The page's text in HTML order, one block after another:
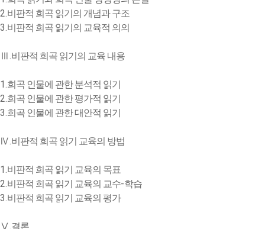
2.비판적 희곡 읽기의 개념과 구조
3.비판적 희곡 읽기의 교육적 의의
Ⅲ.비판적 희곡 읽기의 교육 내용
1.희곡 인물에 관한 분석적 읽기
2.희곡 인물에 관한 평가적 읽기
3.희곡 인물에 관한 대안적 읽기
Ⅳ.비판적 희곡 읽기 교육의 방법
1.비판적 희곡 읽기 교육의 목표
2.비판적 희곡 읽기 교육의 교수-학습
3.비판적 희곡 읽기 교육의 평가
Ⅴ 결론